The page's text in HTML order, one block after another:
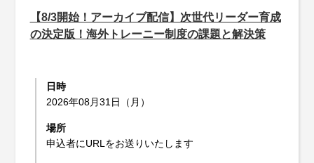
【8/3開始！アーカイブ配信】次世代リーダー育成
の決定版！海外トレーニー制度の課題と解決策
日時
2026年08月31日（月）
場所
申込者にURLをお送りいたします